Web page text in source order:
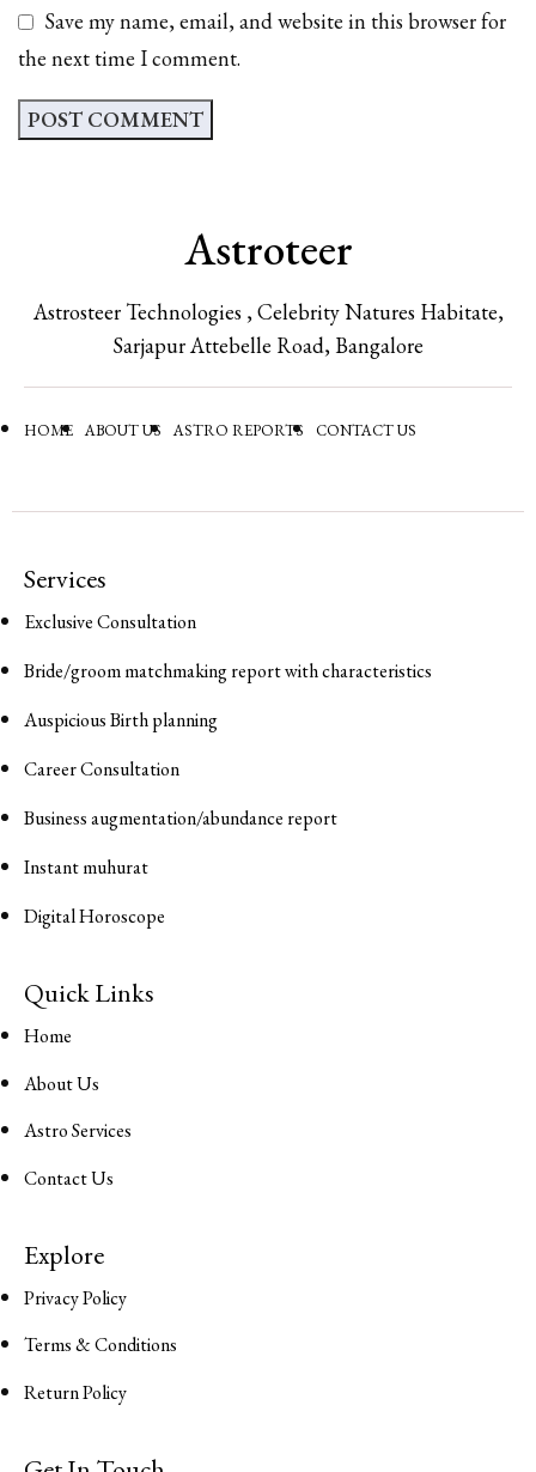
Save my name, email, and website in this browser for
the next time I comment.
Astroteer
Astrosteer Technologies , Celebrity Natures Habitate,
Sarjapur Attebelle Road, Bangalore
HOME ABOUT US ASTRO REPORTS CONTACT US
Services
Exclusive Consultation
Bride/groom matchmaking report with characteristics
Auspicious Birth planning
Career Consultation
Business augmentation/abundance report
Instant muhurat
Digital Horoscope
Quick Links
Home
About Us
Astro Services
Contact Us
Explore
Privacy Policy
Terms & Conditions
Return Policy